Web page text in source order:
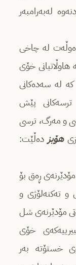
لەبەرامبەر
لە چاخی
ھاوڵاتیانی خۆی
لە سەدەكانی
پێش
و مەرگ، ترسی
ھۆبز دەڵێت:
ڕەق بۆ
و تەكنەلۆژی و
مۆدێرنەی شل
خۆی
خستۆتە بەر